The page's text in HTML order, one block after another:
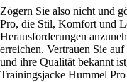
Zögern Sie also nicht und
Pro, die Stil, Komfort und
Herausforderungen
erreichen. Vertrauen Sie
und ihre Qualität bekannt
Trainingsjacke Hummel